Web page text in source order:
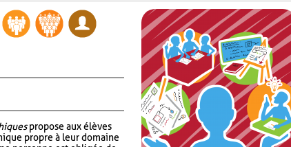
propose aux élèves
propre à leur domaine